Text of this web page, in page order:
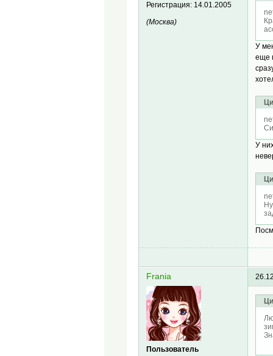
Регистрация: 14.01.2005
(Москва)
У
еще
У
Frania
Пользователь